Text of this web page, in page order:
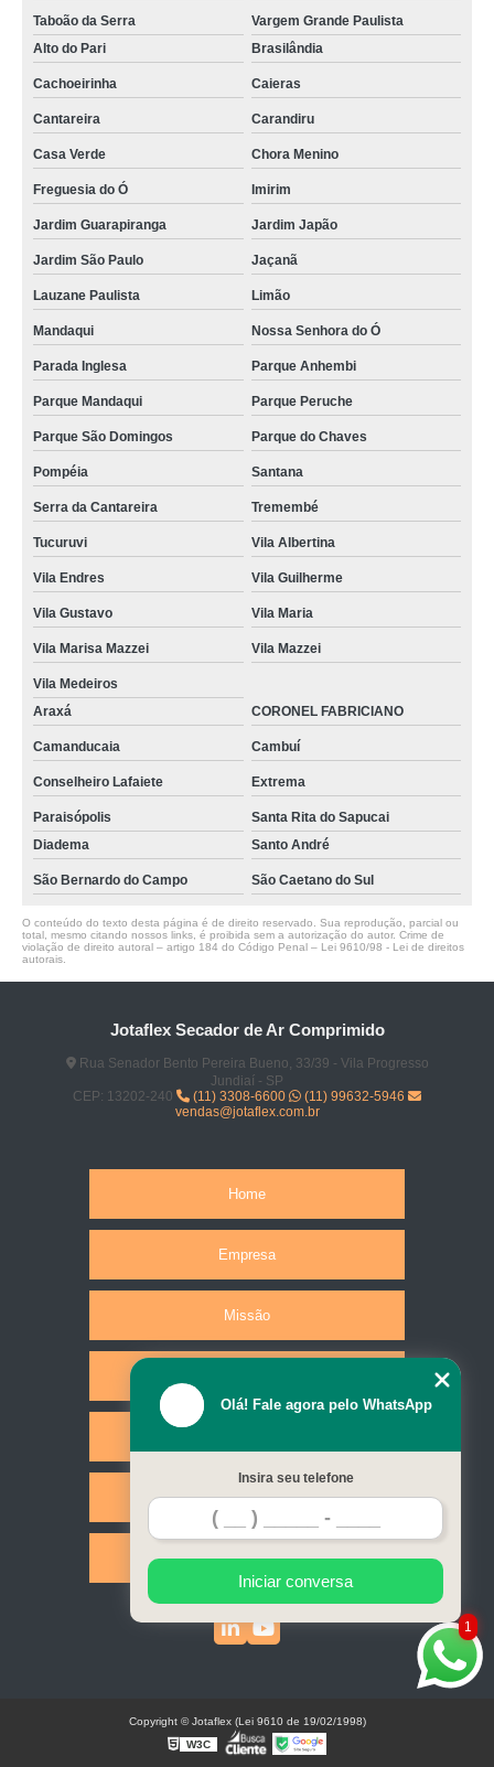
Taboão da Serra
Vargem Grande Paulista
Alto do Pari
Brasilândia
Cachoeirinha Caieras
Cantareira Carandiru
Casa Verde Chora Menino
Freguesia do Ó Imirim
Jardim Guarapiranga Jardim Japão
Jardim São Paulo Jaçanã
Lauzane Paulista Limão
Mandaqui Nossa Senhora do Ó
Parada Inglesa Parque Anhembi
Parque Mandaqui Parque Peruche
Parque São Domingos Parque do Chaves
Pompéia Santana
Serra da Cantareira Tremembé
Tucuruvi Vila Albertina
Vila Endres Vila Guilherme
Vila Gustavo Vila Maria
Vila Marisa Mazzei Vila Mazzei
Vila Medeiros
Araxá
CORONEL FABRICIANO
Camanducaia Cambuí
Conselheiro Lafaiete Extrema
Paraisópolis
Santa Rita do Sapucai
Diadema
Santo André
São Bernardo do Campo São Caetano do Sul
O conteúdo do texto desta página é de direito reservado. Sua reprodução, parcial ou
total, mesmo citando nossos links, é proibida sem a autorização do autor. Crime de
violação de direito autoral – artigo 184 do Código Penal – Lei 9610/98 - Lei de direitos
autorais
Jotaflex Secador de Ar Comprimido
Rua Senador Bento Pereira Bueno, 33/39 - Vila Progresso
Jundiaí - SP
CEP: 13202-240
(11) 3308-6600
(11) 99632-5946
vendas@jotaflex.com.br
Home
Empresa
Missão
Contato
Mapa do site
1
Olá! Fale agora pelo WhatsApp
Insira seu telefone
Iniciar conversa
Copyright © Jotaflex (Lei 9610 de 19/02/1998)
W3C